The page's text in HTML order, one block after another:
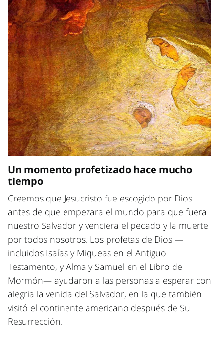
Un momento profetizado hace mucho
tiempo
Creemos que Jesucristo fue escogido por Dios
antes de que empezara el mundo para que fuera
nuestro Salvador y venciera el pecado y la muerte
por todos nosotros. Los profetas de Dios —
incluidos Isaías y Miqueas en el Antiguo
Testamento, y Alma y Samuel en el Libro de
Mormón— ayudaron a las personas a esperar con
alegría la venida del Salvador, en la que también
visitó el continente americano después de Su
Resurrección.